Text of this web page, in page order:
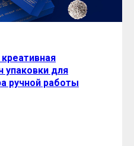
упаковки для
ручной работы